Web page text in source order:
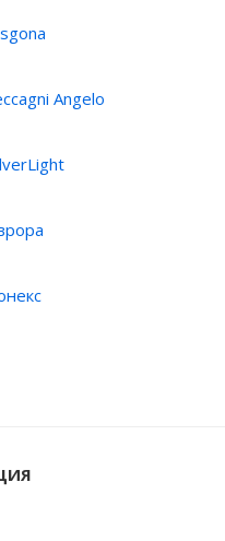
Angelo